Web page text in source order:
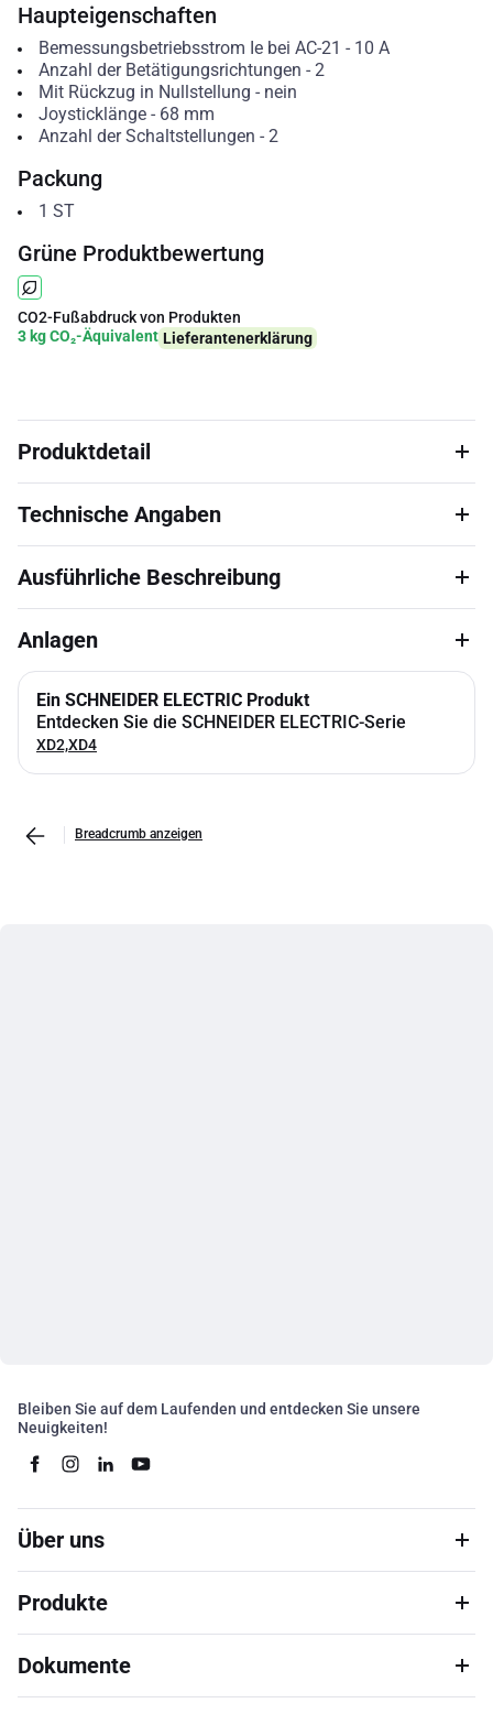
Haupteigenschaften
Bemessungsbetriebsstrom Ie bei AC-21 - 10 A
Anzahl der Betätigungsrichtungen - 2
Mit Rückzug in Nullstellung - nein
Joysticklänge- 68 mm
Anzahl der Schaltstellungen - 2
Packung
1 ST
Grüne Produktbewertung
CO2-Fußabdruck von Produkten
3 kg CO₂-Äquivalent Lieferantenerklärung
Produktdetail
Technische Angaben
Ausführliche Beschreibung
Anlagen
Ein SCHNEIDER ELECTRIC Produkt
Entdecken Sie die SCHNEIDER ELECTRIC-Serie
XD2,XD4
Breadcrumb anzeigen
Bleiben Sie auf dem Laufenden und entdecken Sie unsere
Neuigkeiten!
Über uns
Produkte
Dokumente